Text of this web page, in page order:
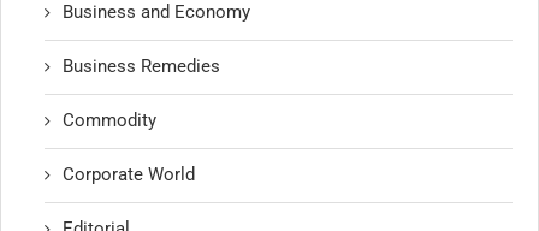
Business and Economy
Business Remedies
Commodity
Corporate World